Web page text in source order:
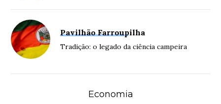
Pavilhão Farroupilha
Tradição: o legado da ciência campeira
Economia